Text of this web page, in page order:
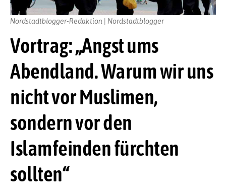
Vortrag: „Angst ums
Abendland. Warum wir uns
nicht vor Muslimen,
sondern vor den
Islamfeinden fürchten
sollten“
Nordstadtblogger-Redaktion | Nordstadtblogger